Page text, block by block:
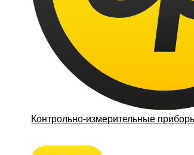
Контрольно-измерительные